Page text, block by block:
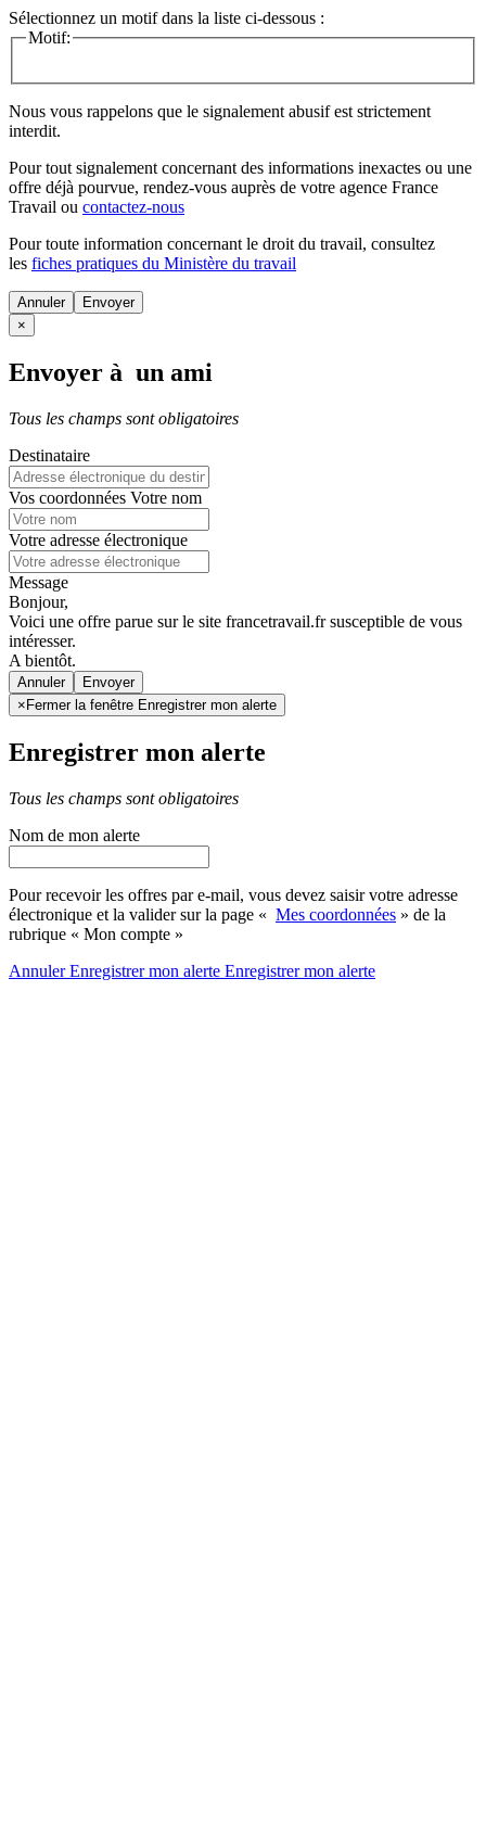
Sélectionnez un motif dans la liste ci-dessous :
Motif:
Nous vous rappelons que le signalement abusif est strictement
interdit.
Pour tout signalement concernant des informations inexactes ou une
offre déjà pourvue, rendez-vous auprès de votre agence France
Travail ou contactez-nous
Pour toute information concernant le droit du travail, consultez
les fiches pratiques du Ministère du travail
Annuler
×
Envoyer à un ami
Tous les champs sont obligatoires
Destinataire
Vos coordonnées Votre nom
Votre adresse électronique
Message
Bonjour,
Voici une offre parue sur le site francetravail.fr susceptible de vous
intéresser.
A bientôt.
Annuler
× Fermer la fenêtre Enregistrer mon alerte
Enregistrer mon alerte
Tous les champs sont obligatoires
Nom de mon alerte
Pour recevoir les offres par e-mail, vous devez saisir votre adresse
électronique et la valider sur la page « Mes coordonnées » de la
rubrique « Mon compte »
AnnulerEnregistrer mon alerte Enregistrermon alerte